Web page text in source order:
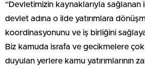
“Devletimizin kaynaklarıyla sağlanan
devlet adına o ilde yatırımlara
koordinasyonunu ve iş birliğini
Biz kamuda israfa ve gecikmelere çok
duyulan yerlere kamu yatırımlarının